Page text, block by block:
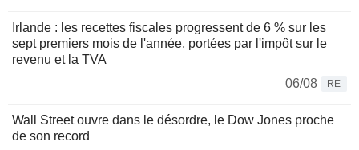
Irlande : les recettes fiscales progressent de 6 % sur les
sept premiers mois de l'année, portées par l'impôt sur le
revenu et la TVA
06/08
RE
Wall Street ouvre dans le désordre, le Dow Jones proche
de son record